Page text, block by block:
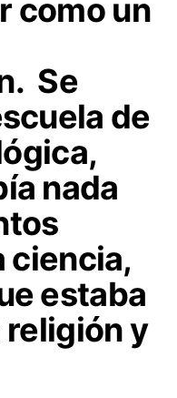
como un
Se
de
nada
ciencia,
estaba
religión y